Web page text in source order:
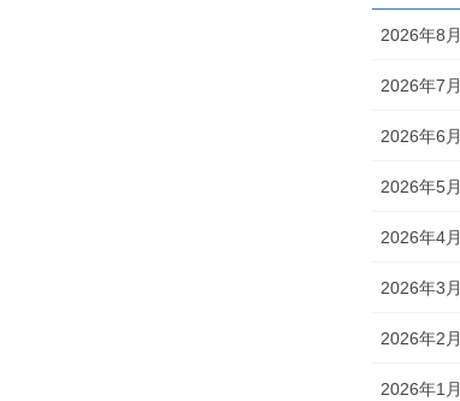
2026年8月
2026年7月
2026年6月
2026年5月
2026年4月
2026年3月
2026年2月
2026年1月